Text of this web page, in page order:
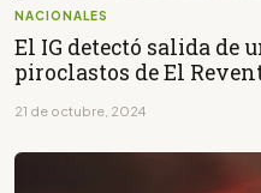
NACIONALES
El IG detectó salida de
piroclastos de El
21 de octubre, 2024